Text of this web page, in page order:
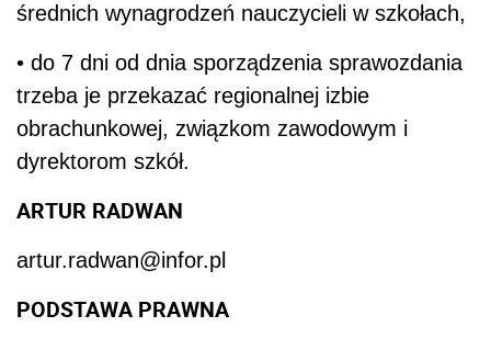
średnich wynagrodzeń nauczycieli w szkołach,
• do 7 dni od dnia sporządzenia sprawozdania
trzeba je przekazać regionalnej izbie
obrachunkowej, związkom zawodowym i
dyrektorom szkół.
ARTUR RADWAN
artur.radwan@infor.pl
PODSTAWA PRAWNA